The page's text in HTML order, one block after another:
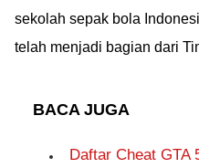
sekolah sepak bola
telah menjadi bagian dari
BACA JUGA
Daftar Cheat GTA